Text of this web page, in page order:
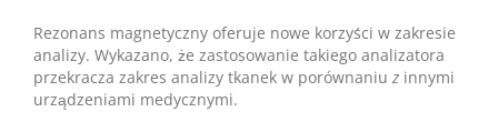
Rezonans magnetyczny oferuje nowe korzyści w zakresie
analizy. Wykazano, że zastosowanie takiego analizatora
przekracza zakres analizy tkanek w porównaniu z innymi
urządzeniami medycznymi.